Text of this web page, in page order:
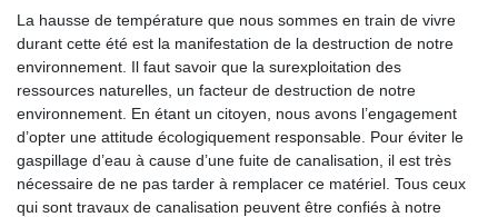
La hausse de température que nous sommes en train de vivre
durant cette été est la manifestation de la destruction de notre
environnement. Il faut savoir que la surexploitation des
ressources naturelles, un facteur de destruction de notre
environnement. En étant un citoyen, nous avons l’engagement
d’opter une attitude écologiquement responsable. Pour éviter le
gaspillage d’eau à cause d’une fuite de canalisation, il est très
nécessaire de ne pas tarder à remplacer ce matériel. Tous ceux
qui sont travaux de canalisation peuvent être confiés à notre